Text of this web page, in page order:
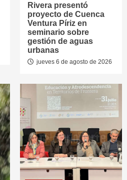
Rivera presentó
proyecto de Cuenca
Ventura Píriz en
seminario sobre
gestión de aguas
urbanas
jueves 6 de agosto de 2026